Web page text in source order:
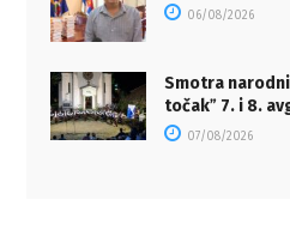
06/08/2026
Smotra
točakˮ 7. i 8.
07/08/2026